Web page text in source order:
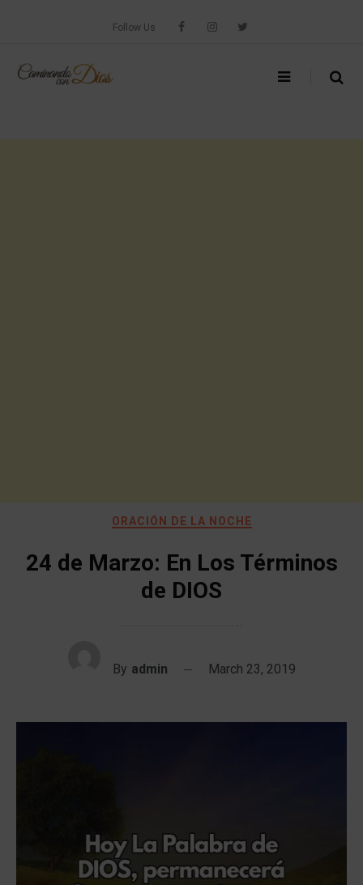
Follow Us
ORACIÓN DE LA NOCHE
24 de Marzo: En Los Términos
de DIOS
By admin March 23, 2019